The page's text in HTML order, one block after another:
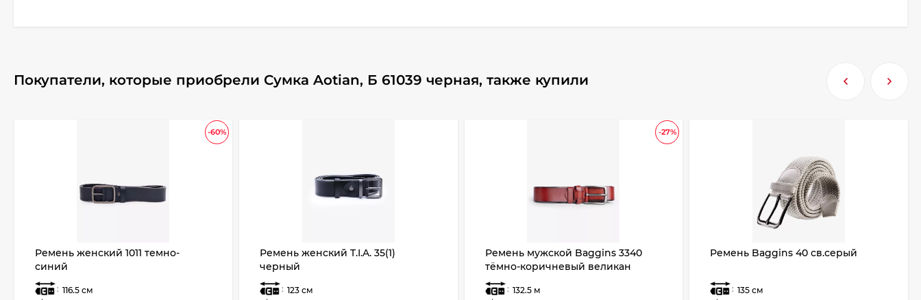
Покупатели, которые приобрели Сумка Aotian, Б 61039 черная, также купили
-60%
Ремень женский 1011 темно-
синий
: 116.5 см
Ремень женский T.I.A. 35(1)
черный
: 123 см
-27%
Ремень мужской Baggins 3340
тёмно-коричневый великан
: 132.5 м
Ремень Baggins 40 св.серый
: 135 см